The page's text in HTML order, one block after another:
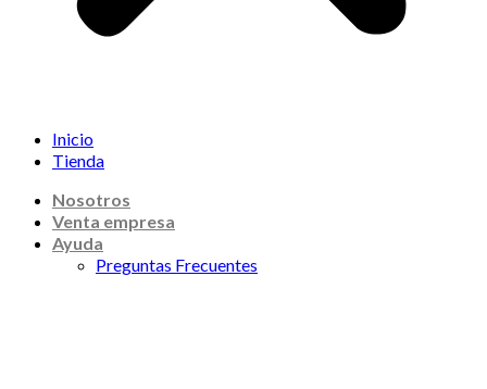
Inicio
Tienda
Nosotros
Venta empresa
Ayuda
Preguntas Frecuentes